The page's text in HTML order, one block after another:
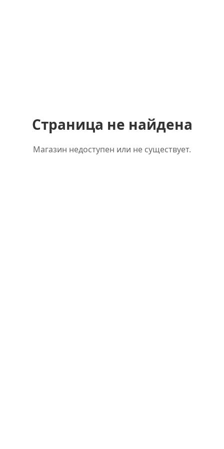
Страница не найдена
Магазин недоступен или не существует.